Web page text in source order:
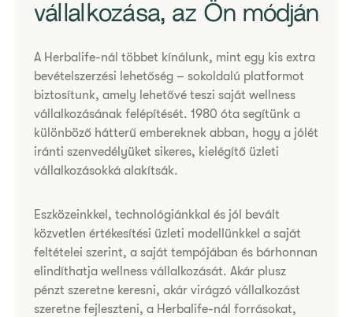
vállalkozása, az Ön módján
​​​​​​​A Herbalife-nál többet kínálunk, mint egy kis extra
bevételszerzési lehetőség – sokoldalú platformot
biztosítunk, amely lehetővé teszi saját wellness
vállalkozásának felépítését. 1980 óta segítünk a
különböző hátterű embereknek abban, hogy a jólét
iránti szenvedélyüket sikeres, kielégítő üzleti
vállalkozásokká alakítsák.​
​​​Eszközeinkkel, technológiánkkal és jól bevált
közvetlen értékesítési üzleti modellünkkel a saját
feltételei szerint, a saját tempójában és bárhonnan
elindíthatja wellness vállalkozását. Akár plusz
pénzt szeretne keresni, akár virágzó vállalkozást
szeretne fejleszteni, a Herbalife-nál forrásokat,